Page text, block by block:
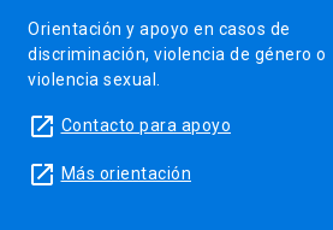
Orientación y apoyo en casos de
discriminación, violencia de género o
violencia sexual.
launch Contacto para apoyo
launch Más orientación